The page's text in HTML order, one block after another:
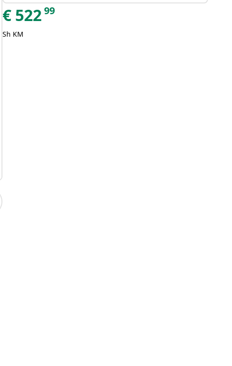
€ 52299
Sh KM